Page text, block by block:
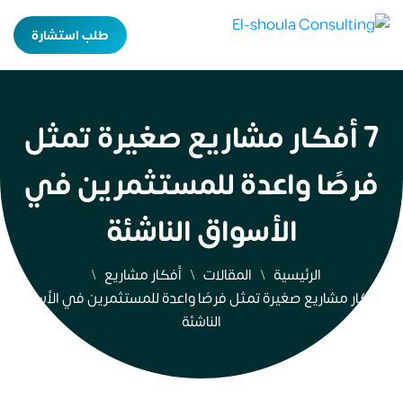
طلب استشارة
7 أفكار مشاريع صغيرة تمثل
فرصًا واعدة للمستثمرين في
الأسواق الناشئة
الرئيسية المقالات
أفكار مشاريع
7 أفكار مشاريع صغيرة تمثل فرصًا واعدة للمستثمرين في الأسواق
الناشئة